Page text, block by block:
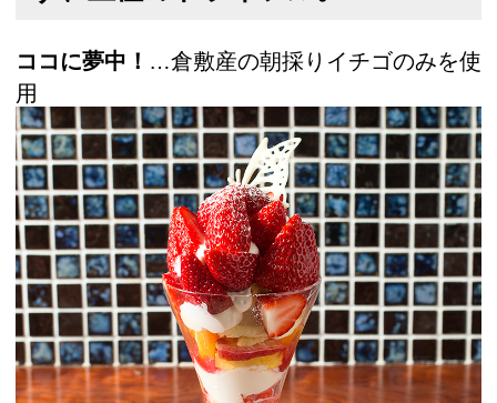
ココに夢中！ …倉敷産の朝採りイチゴのみを使
用